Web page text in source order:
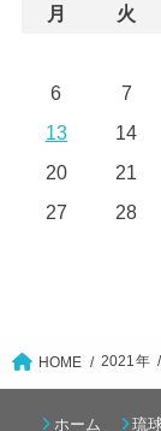
月
火
6
7
13
14
20
21
27
28
HOME 2021年
ホーム 琉